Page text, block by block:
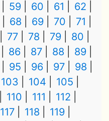
59 60 61
62
68 69 70
71
77 78 79
80
86 87 88
89
95 96 97
98
103 104
105
110 111
112
117 118
119